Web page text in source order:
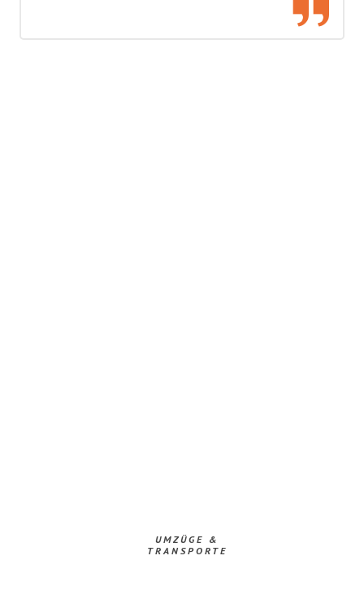
UMZÜGE &
TRANSPORTE